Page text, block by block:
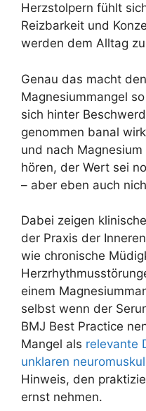
Herzstolpern fühlt
Reizbarkeit und
werden dem Alltag
Genau das macht
Magnesiummangel
sich hinter
genommen banal
und nach
hören, der Wert sei
– aber eben auch
Dabei zeigen
der Praxis der
wie chronische
einem
selbst wenn der
BMJ Best Practice
Mangel als relevante
unklaren
Hinweis, den
ernst nehmen.